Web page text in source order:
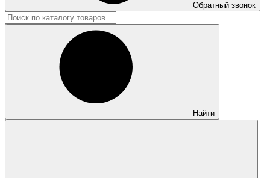
Обратный звонок
Найти